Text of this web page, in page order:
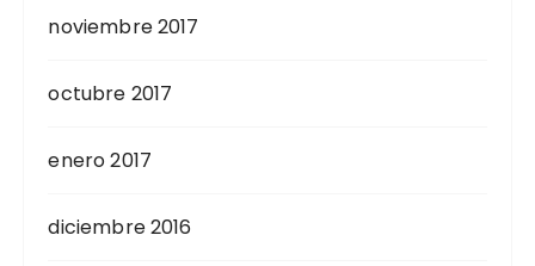
noviembre 2017
octubre 2017
enero 2017
diciembre 2016